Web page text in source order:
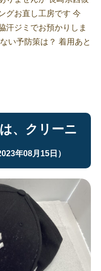
グお直し工房です 今
汗ジミでお預かりしま
い予防策は？ 着用あと
、クリーニ
年08月15日）